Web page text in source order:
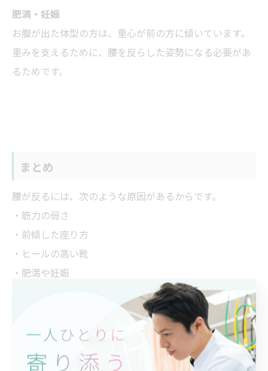
肥満・妊娠
お腹が出た体型の方は、重心が前の方に傾いています。
重みを支えるために、腰を反らした姿勢になる必要があ
るためです。
まとめ
腰が反るには、次のような原因があるからです。
・筋力の弱さ
・前傾した座り方
・ヒールの高い靴
・肥満や妊娠
腰が反っている・腰に痛みがあるという方は、帯広市の
『冨永整骨院』までご相談ください。
独自の手法による丁寧なケアで、患者様の痛みを改善へ
と導きます。
電気によるケアや超音波・温冷ケアなども活用し、一人